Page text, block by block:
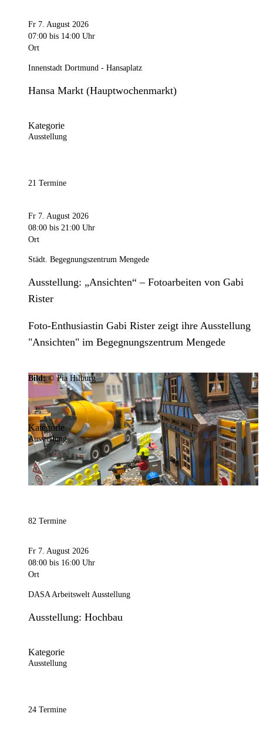
Fr 7. August 2026
07:00 bis 14:00 Uhr
Ort
Innenstadt Dortmund - Hansaplatz
Hansa Markt (Hauptwochenmarkt)
Kategorie
Ausstellung
21 Termine
Fr 7. August 2026
08:00 bis 21:00 Uhr
Ort
Städt. Begegnungszentrum Mengede
Ausstellung: „Ansichten“ – Fotoarbeiten von Gabi
Rister
Foto-Enthusiastin Gabi Rister zeigt ihre Ausstellung
"Ansichten" im Begegnungszentrum Mengede
Bild:© Pia Hilburg
Kategorie
Ausstellung
82 Termine
Fr 7. August 2026
08:00 bis 16:00 Uhr
Ort
DASA Arbeitswelt Ausstellung
Ausstellung: Hochbau
Kategorie
Ausstellung
24 Termine